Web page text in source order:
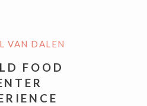
VAN DALEN
FOOD